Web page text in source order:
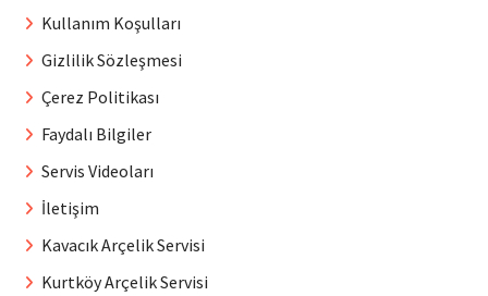
Kullanım Koşulları
Gizlilik Sözleşmesi
Çerez Politikası
Faydalı Bilgiler
Servis Videoları
İletişim
Kavacık Arçelik Servisi
Kurtköy Arçelik Servisi